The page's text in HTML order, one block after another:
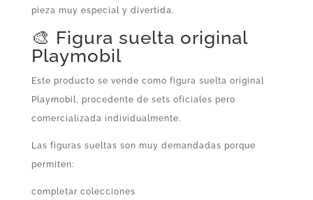
pieza muy especial y divertida.
🎨 Figura suelta original
Playmobil
Este producto se vende como figura suelta original
Playmobil, procedente de sets oficiales pero
comercializada individualmente.
Las figuras sueltas son muy demandadas porque
permiten:
completar colecciones